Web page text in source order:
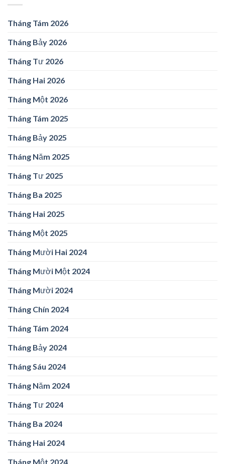
Tháng Tám 2026
Tháng Bảy 2026
Tháng Tư 2026
Tháng Hai 2026
Tháng Một 2026
Tháng Tám 2025
Tháng Bảy 2025
Tháng Năm 2025
Tháng Tư 2025
Tháng Ba 2025
Tháng Hai 2025
Tháng Một 2025
Tháng Mười Hai 2024
Tháng Mười Một 2024
Tháng Mười 2024
Tháng Chín 2024
Tháng Tám 2024
Tháng Bảy 2024
Tháng Sáu 2024
Tháng Năm 2024
Tháng Tư 2024
Tháng Ba 2024
Tháng Hai 2024
Tháng Một 2024